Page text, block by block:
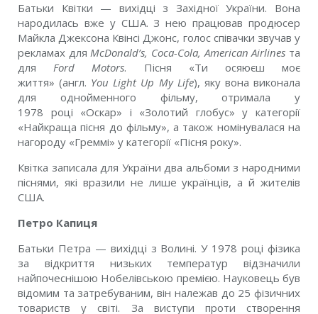
Батьки Квітки — вихідці з Західної України. Вона
народилась вже у США. З нею працював продюсер
Майкла Джексона Квінсі Джонс, голос співачки звучав у
рекламах дляMcDonald’s, Coca-Cola, American Airlines та
дляFord Motors. Пісня «Ти осяюєш моє
життя» (англ. You Light Up My Life), яку вона виконала
для однойменного фільму, отримала у
1978 році «Оскар» і «Золотий глобус» у категорії
«Найкраща пісня до фільму», а також номінувалася на
нагороду «Греммі» у категорії «Пісня року».
Квітка записала для України два альбоми з народними
піснями, які вразили не лише українців, а й жителів
США.
Петро Капиця
Батьки Петра — вихідці з Волині. У 1978 році фізика
за відкриття низьких температур відзначили
найпочеснішою Нобелівською премією. Науковець був
відомим та затребуваним, він належав до 25 фізичних
товариств у світі. За виступи проти створення